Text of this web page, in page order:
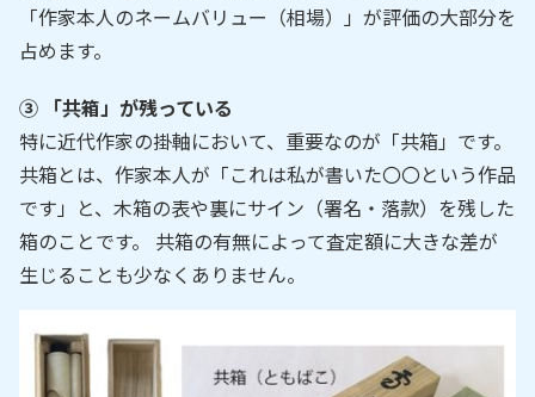
「作家本人のネームバリュー（相場）」が評価の大部分を
占めます。
③ 「共箱」が残っている
特に近代作家の掛軸において、重要なのが「共箱」です。
共箱とは、作家本人が「これは私が書いた〇〇という作品
です」と、木箱の表や裏にサイン（署名・落款）を残した
箱のことです。 共箱の有無によって査定額に大きな差が
生じることも少なくありません。